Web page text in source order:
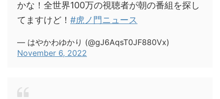
かな！全世界100万の視聴者が朝の番組を探し
てますけど！ #虎ノ門ニュース
— はやかわゆかり (@gJ6AqsT0JF880Vx)
November 6, 2022